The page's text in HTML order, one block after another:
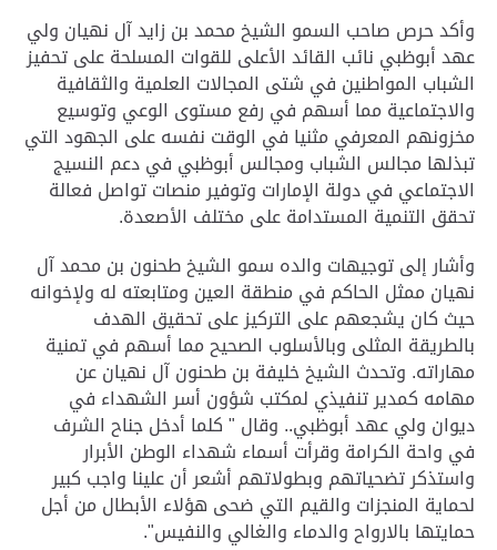
وأكد حرص صاحب السمو الشيخ محمد بن زايد آل نهيان ولي
عهد أبوظبي نائب القائد الأعلى للقوات المسلحة على تحفيز
الشباب المواطنين في شتى المجالات العلمية والثقافية
والاجتماعية مما أسهم في رفع مستوى الوعي وتوسيع
مخزونهم المعرفي مثنيا في الوقت نفسه على الجهود التي
تبذلها مجالس الشباب ومجالس أبوظبي في دعم النسيج
الاجتماعي في دولة الإمارات وتوفير منصات تواصل فعالة
تحقق التنمية المستدامة على مختلف الأصعدة.
وأشار إلى توجيهات والده سمو الشيخ طحنون بن محمد آل
نهيان ممثل الحاكم في منطقة العين ومتابعته له ولإخوانه
حيث كان يشجعهم على التركيز على تحقيق الهدف
بالطريقة المثلى وبالأسلوب الصحيح مما أسهم في تمنية
مهاراته. وتحدث الشيخ خليفة بن طحنون آل نهيان عن
مهامه كمدير تنفيذي لمكتب شؤون أسر الشهداء في
ديوان ولي عهد أبوظبي.. وقال " كلما أدخل جناح الشرف
في واحة الكرامة وقرأت أسماء شهداء الوطن الأبرار
واستذكر تضحياتهم وبطولاتهم أشعر أن علينا واجب كبير
لحماية المنجزات والقيم التي ضحى هؤلاء الأبطال من أجل
حمايتها بالارواح والدماء والغالي والنفيس".